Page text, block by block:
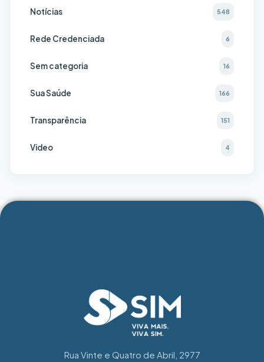
Notícias 548
Rede Credenciada 6
Sem categoria 16
Sua Saúde 166
Transparência 151
Video 4
Rua Vinte e Quatro de Abril, 2977